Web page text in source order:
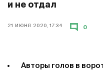
и не отдал
21 ИЮНЯ 2020, 17:34 0
Авторы голов в